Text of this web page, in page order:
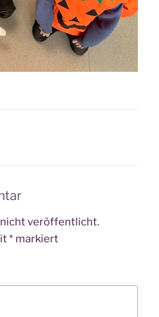
nicht veröffentlicht.
* markiert